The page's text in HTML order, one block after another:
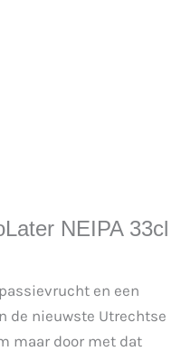
NEIPA 33cl
en een
de nieuwste Utrechtse
maar door met dat